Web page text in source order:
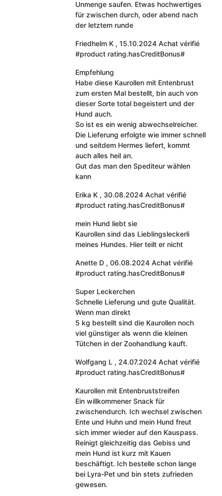
Unmenge saufen. Etwas hochwertiges
für zwischen durch, oder abend nach
der letztem runde
Friedhelm K , 15.10.2024 Achat vérifié
#product rating.hasCreditBonus#
Empfehlung
Habe diese Kaurollen mit Entenbrust
zum ersten Mal bestellt, bin auch von
dieser Sorte total begeistert und der
Hund auch.
So ist es ein wenig abwechselreicher.
Die Lieferung erfolgte wie immer schnell
und seitdem Hermes liefert, kommt
auch alles heil an.
Gut das man den Spediteur wählen
kann
Erika K , 30.08.2024 Achat vérifié
#product rating.hasCreditBonus#
mein Hund liebt sie
Kaurollen sind das Lieblingsleckerli
meines Hundes. Hier teilt er nicht
Anette D , 06.08.2024 Achat vérifié
#product rating.hasCreditBonus#
Super Leckerchen
Schnelle Lieferung und gute Qualität.
Wenn man direkt
5 kg bestellt sind die Kaurollen noch
viel günstiger als wenn die kleinen
Tütchen in der Zoohandlung kauft.
Wolfgang L , 24.07.2024 Achat vérifié
#product rating.hasCreditBonus#
Kaurollen mit Entenbruststreifen
Ein willkommener Snack für
zwischendurch. Ich wechsel zwischen
Ente und Huhn und mein Hund freut
sich immer wieder auf den Kauspass.
Reinigt gleichzeitig das Gebiss und
mein Hund ist kurz mit Kauen
beschäftigt. Ich bestelle schon lange
bei Lyra-Pet und bin stets zufrieden
gewesen.